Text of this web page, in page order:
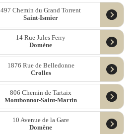
497 Chemin du Grand Torrent
Saint-Ismier
14 Rue Jules Ferry
Domène
1876 Rue de Belledonne
Crolles
806 Chemin de Tartaix
Montbonnot-Saint-Martin
10 Avenue de la Gare
Domène